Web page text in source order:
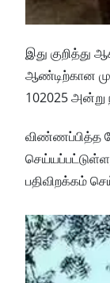
இது குறித்து
ஆண்டிற்கான
102025
விண்ணப்பித்த
பதிவிறக்கம்